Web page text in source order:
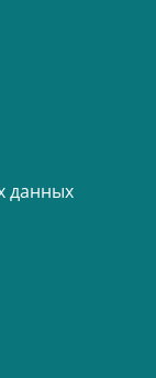
данных